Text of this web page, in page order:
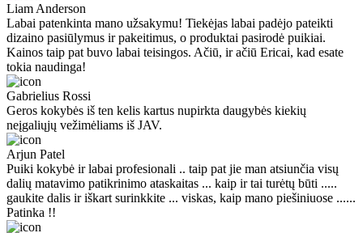
Liam Anderson
Labai patenkinta mano užsakymu! Tiekėjas labai padėjo pateikti
dizaino pasiūlymus ir pakeitimus, o produktai pasirodė puikiai.
Kainos taip pat buvo labai teisingos. Ačiū, ir ačiū Ericai, kad esate
tokia naudinga!
Gabrielius Rossi
Geros kokybės iš ten kelis kartus nupirkta daugybės kiekių
neįgaliųjų vežimėliams iš JAV.
Arjun Patel
Puiki kokybė ir labai profesionali .. taip pat jie man atsiunčia visų
dalių matavimo patikrinimo ataskaitas ... kaip ir tai turėtų būti .....
gaukite dalis ir iškart surinkkite ... viskas, kaip mano piešiniuose ......
Patinka !!